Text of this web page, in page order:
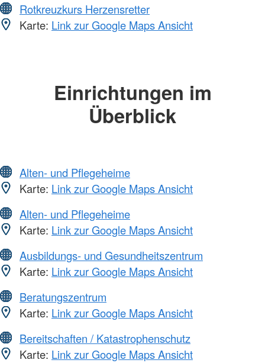
Rotkreuzkurs Herzensretter
Karte: Link zur Google Maps Ansicht
Einrichtungen im
Überblick
Alten- und Pflegeheime
Karte: Link zur Google Maps Ansicht
Alten- und Pflegeheime
Karte: Link zur Google Maps Ansicht
Ausbildungs- und Gesundheitszentrum
Karte: Link zur Google Maps Ansicht
Beratungszentrum
Karte: Link zur Google Maps Ansicht
Bereitschaften / Katastrophenschutz
Karte: Link zur Google Maps Ansicht